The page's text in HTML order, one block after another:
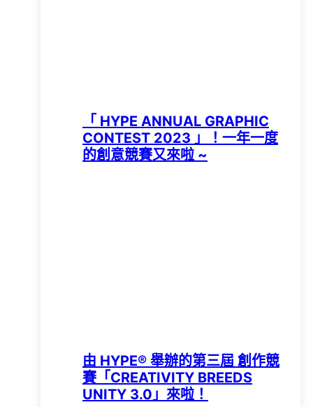
「 HYPE ANNUAL GRAPHIC
CONTEST 2023 」！一年一度
的創意競賽又來啦 ~
由 HYPE®️ 舉辦的第三屆 創作競
賽「CREATIVITY BREEDS
UNITY 3.0」來啦！